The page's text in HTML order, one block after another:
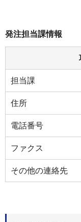
発注担当課情報
担当課
住所
電話番号
ファクス
その他の連絡先